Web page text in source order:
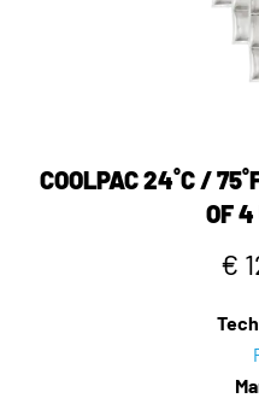
COOLPAC 24˚C /
OF
€